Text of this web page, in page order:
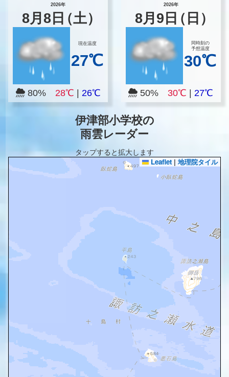
2026年
8月8 日（土）
現在温度
27℃
80% 28℃ 26℃
2026年
8月 9 日（日）
同時刻の
予想温度
30℃
50% 30℃ |27℃
伊津部小学校の
雨雲レーダー
タップすると拡大します
Leaflet | 地理院タイル